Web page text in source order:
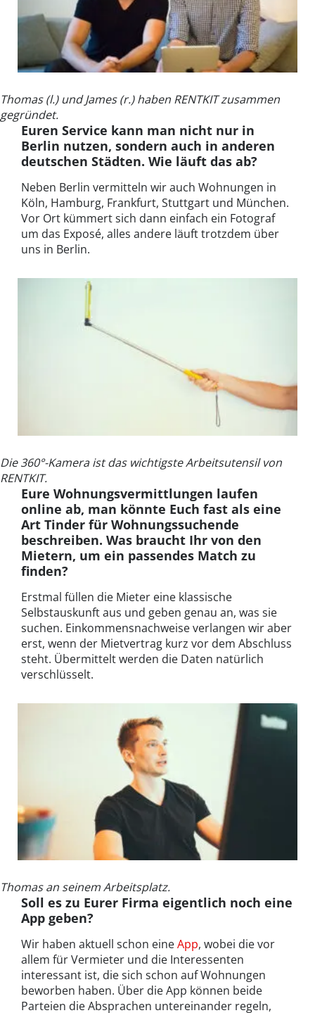
Thomas (l.) und James (r.) haben RENTKIT zusammen
gegründet.
Euren Service kann man nicht nur in
Berlin nutzen, sondern auch in anderen
deutschen Städten. Wie läuft das ab?
Neben Berlin vermitteln wir auch Wohnungen in
Köln, Hamburg, Frankfurt, Stuttgart und München.
Vor Ort kümmert sich dann einfach ein Fotograf
um das Exposé, alles andere läuft trotzdem über
uns in Berlin.
Die 360°-Kamera ist das wichtigste Arbeitsutensil von
RENTKIT.
Eure Wohnungsvermittlungen laufen
online ab, man könnte Euch fast als eine
Art Tinder für Wohnungssuchende
beschreiben. Was braucht Ihr von den
Mietern, um ein passendes Match zu
finden?
Erstmal füllen die Mieter eine klassische
Selbstauskunft aus und geben genau an, was sie
suchen. Einkommensnachweise verlangen wir aber
erst, wenn der Mietvertrag kurz vor dem Abschluss
steht. Übermittelt werden die Daten natürlich
verschlüsselt.
Thomas an seinem Arbeitsplatz.
Soll es zu Eurer Firma eigentlich noch eine
App geben?
Wir haben aktuell schon eineApp, wobei die vor
allem für Vermieter und die Interessenten
interessant ist, die sich schon auf Wohnungen
beworben haben. Über die App können beide
Parteien die Absprachen untereinander regeln,